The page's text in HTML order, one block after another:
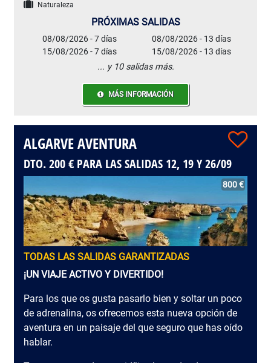
Naturaleza
PRÓXIMAS SALIDAS
08/08/2026 - 7 días
08/08/2026 - 13 días
15/08/2026 - 7 días
15/08/2026 - 13 días
... y 10 salidas más.
MÁS INFORMACIÓN
ALGARVE AVENTURA
DTO. 200 € PARA LAS SALIDAS 12, 19 Y 26/09
800 €
TODAS LAS SALIDAS GARANTIZADAS
¡UN VIAJE ACTIVO Y DIVERTIDO!
Para los que os gusta pasarlo bien y soltar un poco
de adrenalina, os ofrecemos esta nueva opción de
aventura en un paisaje del que seguro que has oído
hablar.